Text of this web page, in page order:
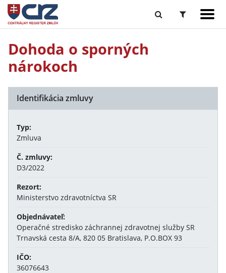
Dohoda o sporných
nárokoch
Identifikácia zmluvy
Typ:
Zmluva
Č. zmluvy:
D3/2022
Rezort:
Ministerstvo zdravotníctva SR
Objednávateľ:
Operačné stredisko záchrannej zdravotnej služby SR
Trnavská cesta 8/A, 820 05 Bratislava, P.O.BOX 93
IČO:
36076643